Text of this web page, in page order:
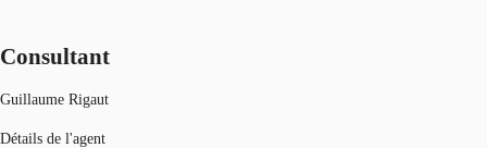
Consultant
Guillaume Rigaut
Détails de l'agent